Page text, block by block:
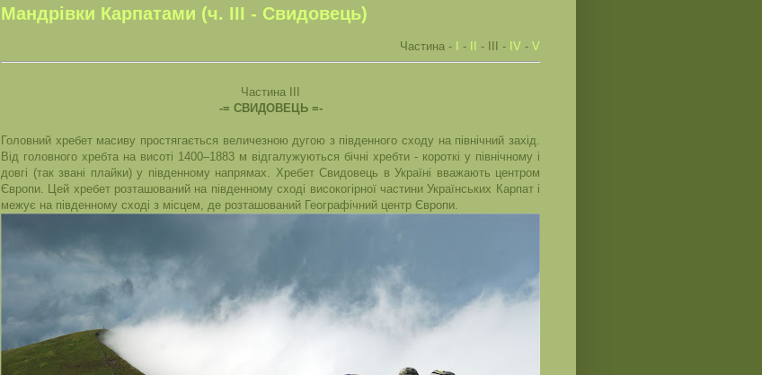
Мандрівки Карпатами (ч. ІІІ - Свидовець)
Частина - - - ІІІ - ІV - V
Частина ІІІ
-= СВИДОВЕЦЬ =-
Головний хребет масиву простягається величезною дугою з південного сходу на північний захід.
Від головного хребта на висоті 1400–1883 м відгалужуються бічні хребти - короткі у північному і
довгі (так звані плайки) у південному напрямах. Хребет Свидовець в Україні вважають центром
Європи. Цей хребет розташований на південному сході високогірної частини Українських Карпат і
межує на південному сході з місцем, де розташований Географічний центр Європи.